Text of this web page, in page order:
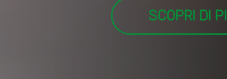
SCOPRI DI PI